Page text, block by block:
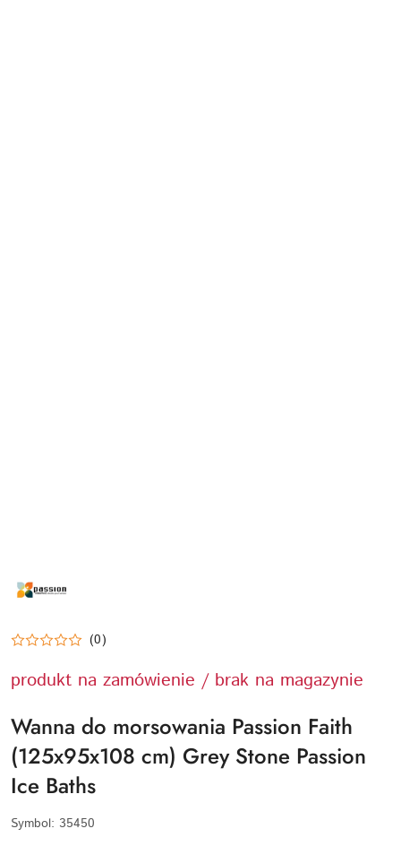
ICE-
BATHS-
LOGO
(0)
produkt na zamówienie / brak na magazynie
Wanna do morsowania Passion Faith
(125x95x108 cm) Grey Stone Passion
Ice Baths
Symbol: 35450